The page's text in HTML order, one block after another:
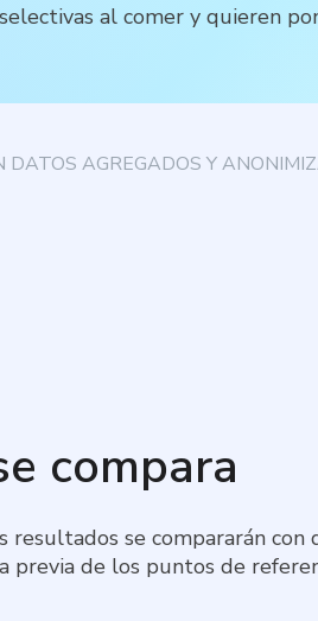
al comer y quieren
DATOS AGREGADOS Y
compara
se compararán con
previa de los puntos de